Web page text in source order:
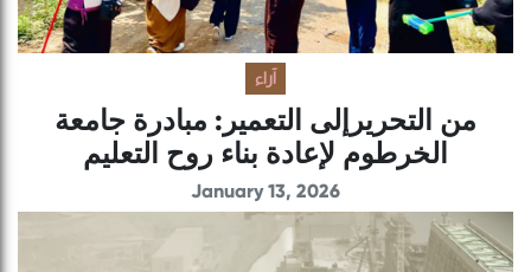
آراء
من التحريرإلى التعمير: مبادرة جامعة
الخرطوم لإعادة بناء روح التعليم
January 13, 2026